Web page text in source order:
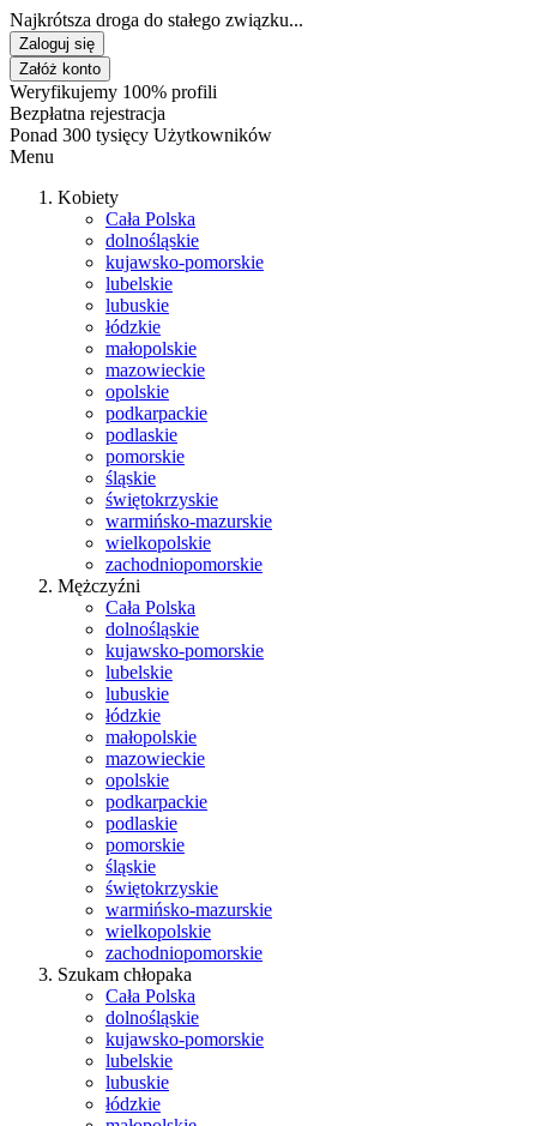
Najkrótsza droga do stałego związku...
Zaloguj się
Załóż konto
Weryfikujemy 100% profili
Bezpłatna rejestracja
Ponad 300 tysięcy Użytkowników
Menu
Kobiety
Cała Polska
dolnośląskie
kujawsko-pomorskie
lubelskie
lubuskie
łódzkie
małopolskie
mazowieckie
opolskie
podkarpackie
podlaskie
pomorskie
śląskie
świętokrzyskie
warmińsko-mazurskie
wielkopolskie
zachodniopomorskie
Mężczyźni
Cała Polska
dolnośląskie
kujawsko-pomorskie
lubelskie
lubuskie
łódzkie
małopolskie
mazowieckie
opolskie
podkarpackie
podlaskie
pomorskie
śląskie
świętokrzyskie
warmińsko-mazurskie
wielkopolskie
zachodniopomorskie
Szukam chłopaka
Cała Polska
dolnośląskie
kujawsko-pomorskie
lubelskie
lubuskie
łódzkie